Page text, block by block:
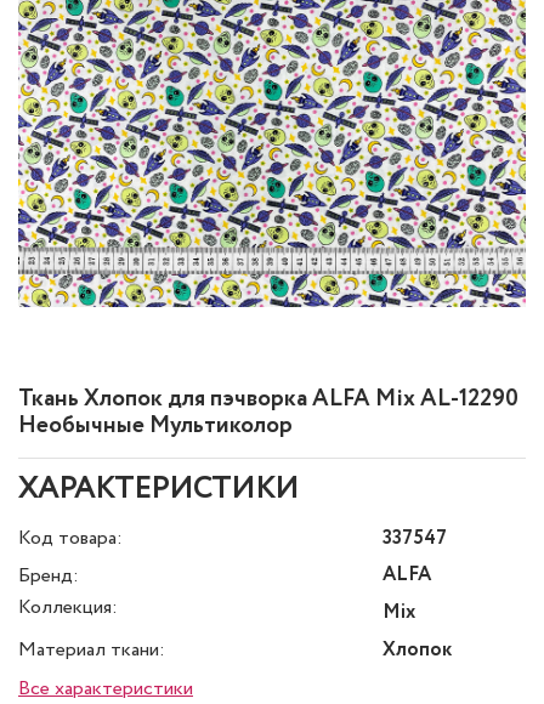
Ткань Хлопок для пэчворка ALFA Mix AL-12290
Необычные Мультиколор
ХАРАКТЕРИСТИКИ
Код товара:
337547
Бренд:
ALFA
Коллекция:
Mix
Материал ткани:
Хлопок
Все характеристики